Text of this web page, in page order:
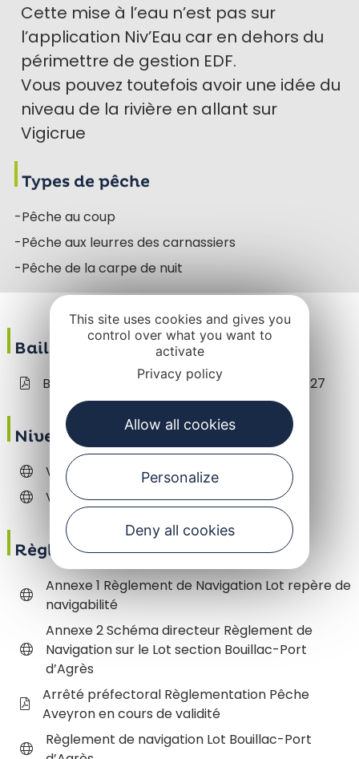
Cette mise à l’eau n’est pas sur
l’application Niv’Eau car en dehors du
périmettre de gestion EDF.
Vous pouvez toutefois avoir une idée du
niveau de la rivière en allant sur
Vigicrue
Types de pêche
-Pêche au coup
-Pêche aux leurres des carnassiers
-Pêche de la carpe de nuit
Bail de pêche
Baux de Pêche de l’Etat rivière Lot 2023-2027
Niveau du Lot
Vigicrue Lot Capdenac-Gare
Vigicrue Lot Entraygues-sur-Truyère
Règlementation
Annexe 1 Règlement de Navigation Lot repère de
navigabilité
Annexe 2 Schéma directeur Règlement de
Navigation sur le Lot section Bouillac-Port
d’Agrès
Arrêté préfectoral Règlementation Pêche
Aveyron en cours de validité
Règlement de navigation Lot Bouillac-Port
This site uses cookies and gives you
control over what you want to
activate
Privacy policy
Allow all cookies
Personalize
Deny all cookies